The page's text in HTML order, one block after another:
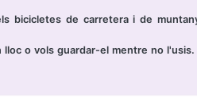
bicicletes de carretera i de
lloc o vols guardar-el mentre no l'usis.